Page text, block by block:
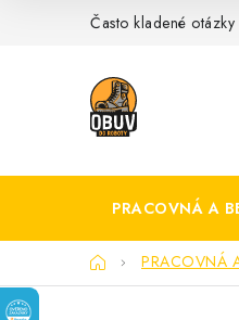
Často kladené otázky
PRACOVNÁ A
DomovPRACOVNÁ